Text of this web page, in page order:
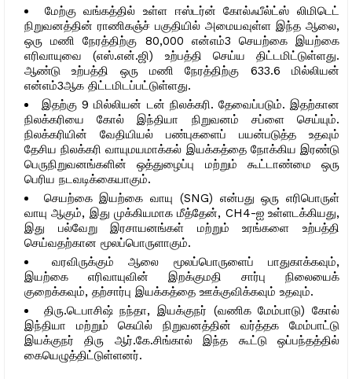
மேற்கு வங்கத்தில் உள்ள ஈஸ்டர்ன் கோல்ஃபீல்ட்ஸ் லிமிடெட்
நிறுவனத்தின் ராணிகஞ்ச் பகுதியில் அமையவுள்ள இந்த ஆலை,
ஒரு மணி நேரத்திற்கு 80,000 என்எம்3 செயற்கை இயற்கை
எரிவாயுவை (எஸ்.என்.ஜி) உற்பத்தி செய்ய திட்டமிட்டுள்ளது.
ஆண்டு உற்பத்தி ஒரு மணி நேரத்திற்கு 633.6 மில்லியன்
என்எம்3ஆக திட்டமிடப்பட்டுள்ளது.
இதற்கு 9 மில்லியன் டன் நிலக்கரி. தேவைப்படும். இதற்கான
நிலக்கரியை கோல் இந்தியா நிறுவனம் சப்ளை செய்யும்.
நிலக்கரியின் வேதியியல் பண்புகளைப் பயன்படுத்த உதவும்
தேசிய நிலக்கரி வாயுமயமாக்கல் இயக்கத்தை நோக்கிய இரண்டு
பெருநிறுவனங்களின் ஒத்துழைப்பு மற்றும் கூட்டாண்மை ஒரு
பெரிய நடவடிக்கையாகும்.
செயற்கை இயற்கை வாயு (SNG) என்பது ஒரு எரிபொருள்
வாயு ஆகும், இது முக்கியமாக மீத்தேன், CH4-ஐ உள்ளடக்கியது,
இது பல்வேறு இரசாயனங்கள் மற்றும் உரங்களை உற்பத்தி
செய்வதற்கான மூலப்பொருளாகும்.
வரவிருக்கும் ஆலை மூலப்பொருளைப் பாதுகாக்கவும்,
இயற்கை எரிவாயுவின் இறக்குமதி சார்பு நிலையைக்
குறைக்கவும், தற்சார்பு இயக்கத்தை ஊக்குவிக்கவும் உதவும்.
திரு.டெபாசிஷ் நந்தா, இயக்குநர் (வணிக மேம்பாடு) கோல்
இந்தியா மற்றும் கெயில் நிறுவனத்தின் வர்த்தக மேம்பாட்டு
இயக்குநர் திரு ஆர்.கே.சிங்கால் இந்த கூட்டு ஒப்பந்தத்தில்
கையெழுத்திட்டுள்ளனர்.